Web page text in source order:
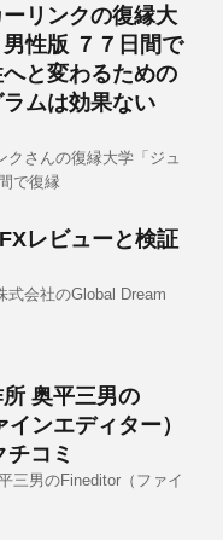
リンクの復縁大
性版 ７７日間で
と変わるための
ムは効果ない
クさんの復縁大学「ジュ
で復縁
レビューと検証
式会社のGlobal Dream
奥平三男の
ンエディター）
コミ
三男のFineditor（ファイ